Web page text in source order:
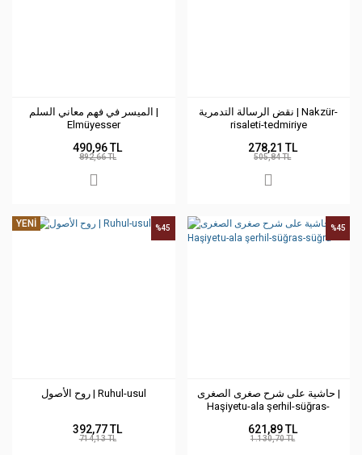
الميسر في فهم معاني السلم |
Elmüyesser
490,96 TL
892,66 TL
نقض الرسالة التدمرية | Nakzür-
risaleti-tedmiriye
278,21 TL
505,84 TL
YENİ
روح الأصول | Ruhul-usul
%45
392,77 TL
714,13 TL
حاشية على شرح صغرى الصغرى |
Haşiyetu-ala şerhil-süğras-
%45
621,89 TL
1.130,70 TL